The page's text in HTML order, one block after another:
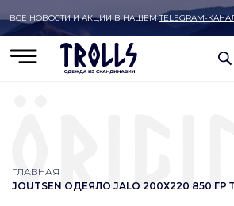
ВСЕ НОВОСТИ И АКЦИИ В НАШЕМTELEGRAM-
ГЛАВНАЯ
JOUTSEN ОДЕЯЛО JALO 200Х220 850 ГР